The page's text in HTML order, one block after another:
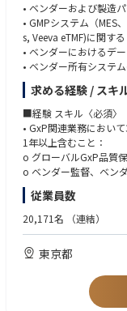
• ベンダーおよび製造
• GMPシステム（MES
s, Veeva eTMF)に関す
• ベンダーにおけるデ
• ベンダー所有システ
• ベンダーCSVガバナ
維持
• バリデーション文書
検証
• CSV/DIギャップに関
• ベンダー関連業務に
• 該当する場合、AI/ML
築し、コンプライアン
• FDA CSAガイダンス
セスの合理化を推進し
ビジネスニーズと時間
本ポジションを通じて
急速に進化する領域で
求める経験 / スキ
■経験 スキル〈必須〉
• GxP関連業務におい
1年以上含むこと：
o グローバルGxP品質
o ベンダー監督、ベン
o GMP環境における監
o 製造システム（MES
o グローバルレベルで
• エンタープライズ視
こと
• クロスファンクショ
• 品質マネジメントシ
• コンピュータ化シス
従業員数
20,171名 （連結）
東京都